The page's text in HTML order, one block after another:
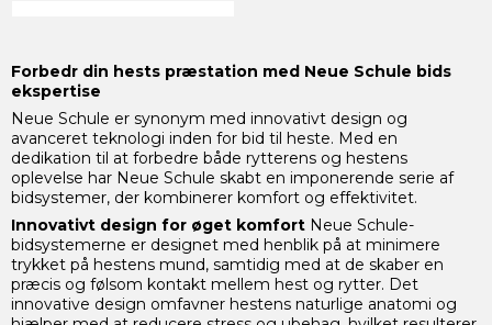
Forbedr din hests præstation med Neue Schule bids
ekspertise
Neue Schule er synonym med innovativt design og
avanceret teknologi inden for bid til heste. Med en
dedikation til at forbedre både rytterens og hestens
oplevelse har Neue Schule skabt en imponerende serie af
bidsystemer, der kombinerer komfort og effektivitet.
Innovativt design for øget komfort Neue Schule-
bidsystemerne er designet med henblik på at minimere
trykket på hestens mund, samtidig med at de skaber en
præcis og følsom kontakt mellem hest og rytter. Det
innovative design omfavner hestens naturlige anatomi og